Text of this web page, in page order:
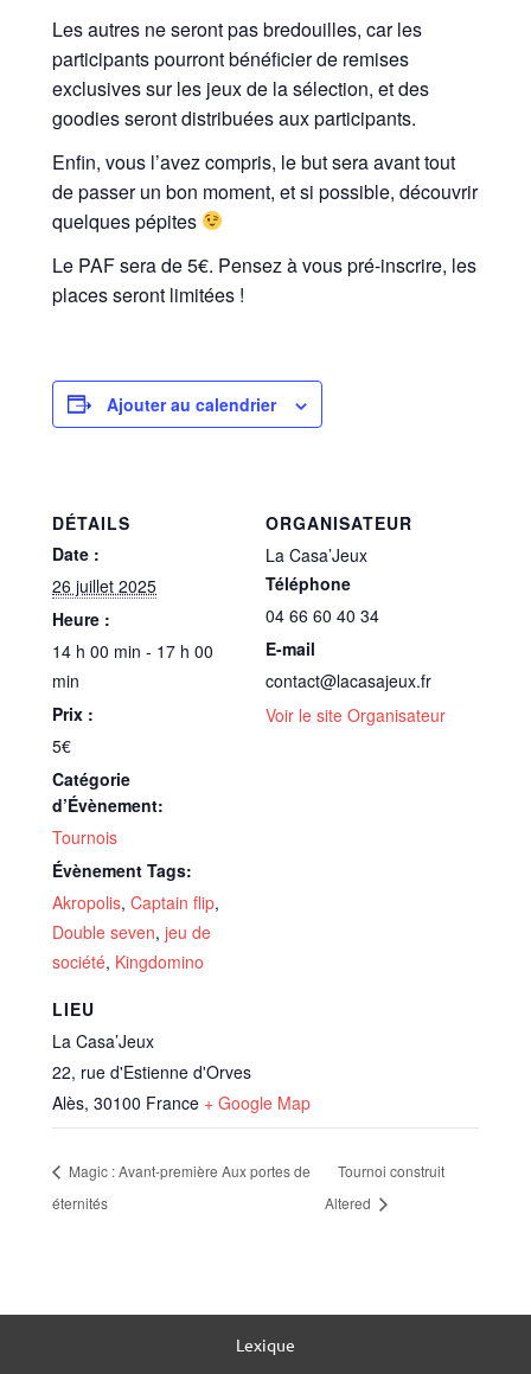
Les autres ne seront pas bredouilles, car les
participants pourront bénéficier de remises
exclusives sur les jeux de la sélection, et des
goodies seront distribuées aux participants.
Enfin, vous l’avez compris, le but sera avant tout
de passer un bon moment, et si possible, découvrir
quelques pépites
Le PAF sera de 5€. Pensez à vous pré-inscrire, les
places seront limitées !
Ajouter au calendrier
DÉTAILS
Date :
26 juillet 2025
Heure :
14 h 00 min - 17 h 00
min
Prix :
5€
Catégorie
d’Évènement:
Tournois
Évènement Tags:
Akropolis, Captain flip,
Double seven, jeu de
société, Kingdomino
LIEU
La Casa’Jeux
22, rue d'Estienne d'Orves
Alès, 30100 France + Google Map
ORGANISATEUR
La Casa’Jeux
Téléphone
04 66 60 40 34
E-mail
contact@lacasajeux.fr
Voir le site Organisateur
Magic : Avant-première Aux portes de
éternités
Tournoi construit
Altered
Lexique